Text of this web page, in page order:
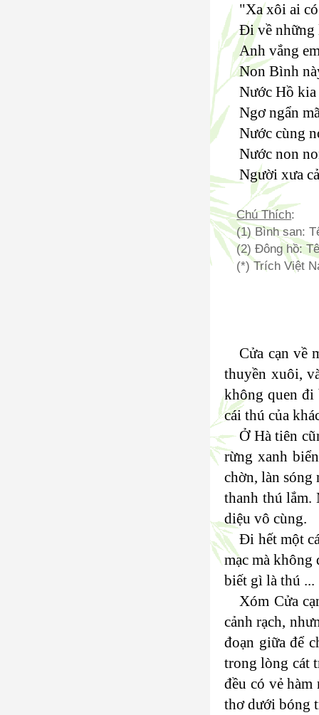
"Xa xôi ai
Đi về những
Anh vắng
Non Bình
Nước Hồ kia
Ngơ ngẩn
Nước cùng
Nước non
Người xưa
Chú Thích:
(1) Bình san:
(2) Đông hồ:
(*) Trích Việt
Cửa cạn về
thuyền xuôi,
không quen đi
cái thú của
Ở Hà tiên
rừng xanh
chờn, làn sóng
thanh thú lắm.
diệu vô cùng.
Đi hết một
mạc mà không
biết gì là thú ...
Xóm Cửa
cảnh rạch,
đoạn giữa để
trong lòng cát
đều có vẻ
thơ dưới bóng